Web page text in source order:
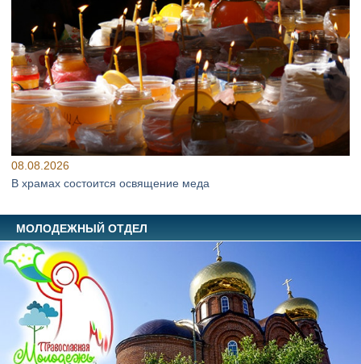
08.08.2026
В храмах состоится освящение меда
МОЛОДЕЖНЫЙ ОТДЕЛ